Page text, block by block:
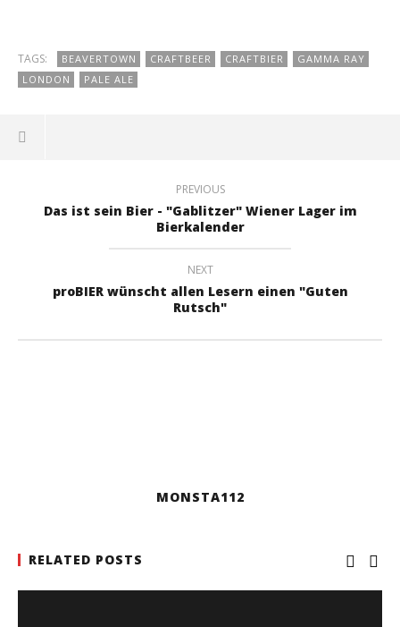
TAGS: BEAVERTOWN CRAFTBEER CRAFTBIER
GAMMA RAY
LONDON
PALE ALE
PREVIOUS
Das ist sein Bier - "Gablitzer" Wiener Lager im
Bierkalender
NEXT
proBIER wünscht allen Lesern einen "Guten
Rutsch"
MONSTA112
RELATED POSTS